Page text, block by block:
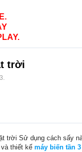
trời
.
trời Sử dụng cách sấy
thiết kế máy biến tần